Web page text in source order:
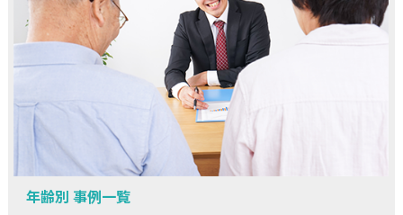
年齢別 事例一覧